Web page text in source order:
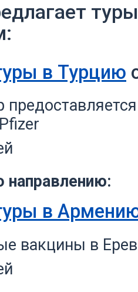
в Турцию
направлению:
в
вакцины в